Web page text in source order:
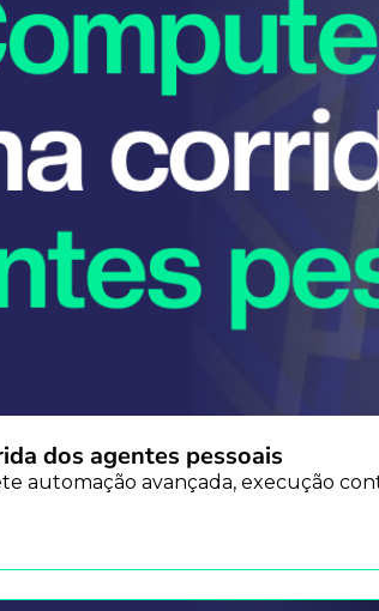
dos agentes pessoais
automação avançada, execução